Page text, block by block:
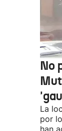
No
La
por
han